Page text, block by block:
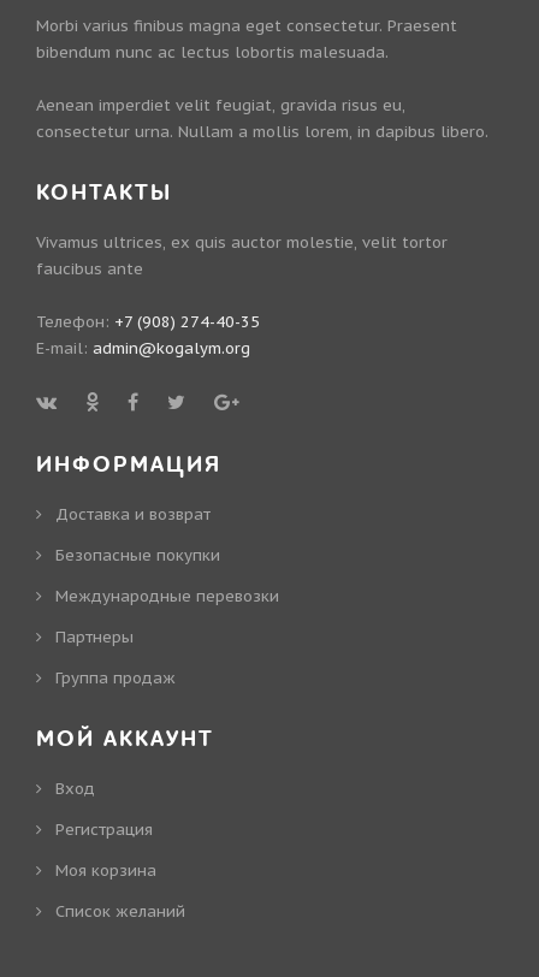
Morbi varius finibus magna eget consectetur. Praesent
bibendum nunc ac lectus lobortis malesuada.
Aenean imperdiet velit feugiat, gravida risus eu,
consectetur urna. Nullam a mollis lorem, in dapibus libero.
КОНТАКТЫ
Vivamus ultrices, ex quis auctor molestie, velit tortor
faucibus ante
Телефон: +7 (908) 274-40-35
E-mail: admin@kogalym.org
ИНФОРМАЦИЯ
Доставка и возврат
Безопасные покупки
Международные перевозки
Партнеры
Группа продаж
МОЙ АККАУНТ
Вход
Регистрация
Моя корзина
Cписок желаний